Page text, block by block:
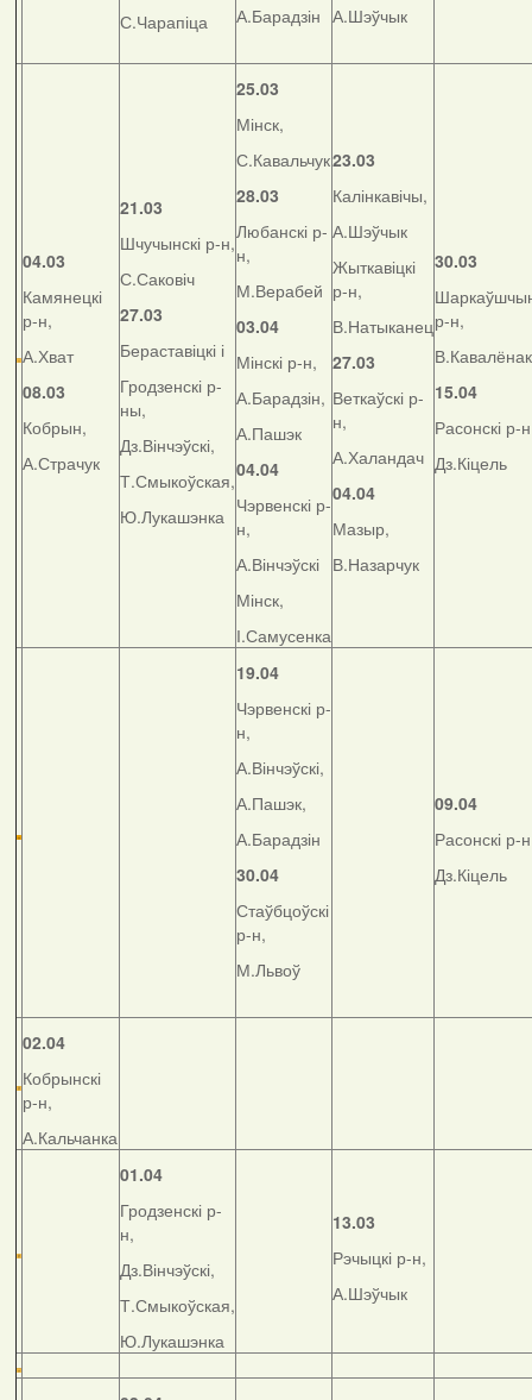
С.Чарапіца
А.Барадзін А.Шэўчык
04.03
Камянецкі
р-н,
А.Хват
08.03
Кобрын,
А.Страчук
21.03
Шчучынскі р-н,
С.Саковіч
27.03
Бераставіцкі і
Гродзенскі р-
ны,
Дз.Вінчэўскі,
Т.Смыкоўская,
Ю.Лукашэнка
25.03
Мінск,
С.Кавальчук
28.03
Любанскі р-
н,
М.Верабей
03.04
Мінскі р-н,
А.Барадзін,
А.Пашэк
04.04
Чэрвенскі р-
н,
А.Вінчэўскі
Мінск,
І.Самусенка
23.03
Калінкавічы,
А.Шэўчык
Жыткавіцкі
р-н,
В.Натыканец
27.03
Веткаўскі р-
н,
А.Халандач
04.04
Мазыр,
В.Назарчук
30.03
р-н,
В.Кавалёнак
15.04
Расонскі р-
Дз.Кіцель
19.04
Чэрвенскі р-
н,
А.Вінчэўскі,
А.Пашэк,
А.Барадзін
30.04
Стаўбцоўскі
р-н,
М.Львоў
09.04
Расонскі р-
Дз.Кіцель
02.04
Кобрынскі
р-н,
А.Кальчанка
01.04
Гродзенскі р-
н,
Дз.Вінчэўскі,
Т.Смыкоўская,
Ю.Лукашэнка
13.03
Рэчыцкі р-н,
А.Шэўчык